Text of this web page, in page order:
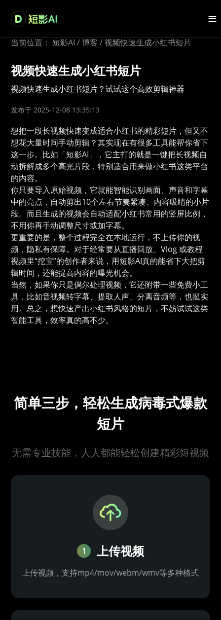
当前位置： 短影AI / 博客 / 视频快速生成小红书短片
视频快速生成小红书短片
视频快速生成小红书短片？试试这个高效剪辑神器
发布于 2025-12-08 13:35:13
想把一段长视频快速变成适合小红书的精彩短片，但又不
想花大量时间手动剪辑？其实现在有很多工具能帮你省下
这一步。比如「短影AI」，它主打的就是一键把长视频自
动拆解成多个高光片段，特别适合用来做小红书这类平台
的内容。
你只要导入原始视频，它就能智能识别画面、声音和字幕
中的亮点，自动剪出10个左右节奏紧凑、内容吸睛的小片
段。而且生成的视频会自动适配小红书常用的竖屏比例，
不用你再手动调整尺寸或加字幕。
更重要的是，整个过程完全在本地运行，不上传你的视
频，隐私有保障。对于经常要从直播回放、Vlog 或教程
视频里“挖宝”的创作者来说，用短影AI真的能省下大把剪
辑时间，还能提高内容的曝光机会。
当然，如果你只是偶尔处理视频，它还附带一些免费小工
具，比如音视频转字幕、提取人声、分离音频等，也挺实
用。总之，想快速产出小红书风格的短片，不妨试试这类
智能工具，效率真的高不少。
简单三步，轻松生成病毒式爆款
短片
无需专业技能，人人都能轻松创建精彩短视频
1 上传视频
上传视频，支持mp4/mov/webm/wmv等多种格式